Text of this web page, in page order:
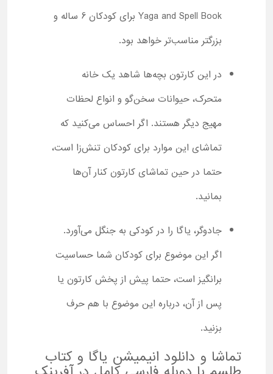
Yaga and Spell Book برای کودکان 6 ساله و
بزرگتر مناسب‌تر خواهد بود.
در این کارتون بچه‌ها شاهد یک خانه
متحرک، حیوانات سخن‌گو و انواع لحظات
مهیج دیگر هستند. اگر احساس می‌کنید که
تماشای این موارد برای کودکان تنش‌زا است،
حتما در حین تماشای کارتون کنار آن‌ها
بمانید.
جادوگر، یاگا را در کودکی به جنگل می‌آورد.
اگر این موضوع برای کودکان شما حساسیت
برانگیز است، حتما پیش از پخش کارتون یا
پس از آن، درباره این موضوع با هم حرف
بزنید.
تماشا و دانلود انیمیشن یاگا و کتاب